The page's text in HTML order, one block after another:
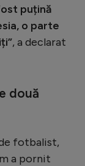
puțină
o parte
, a declarat
două
fotbalist,
a pornit